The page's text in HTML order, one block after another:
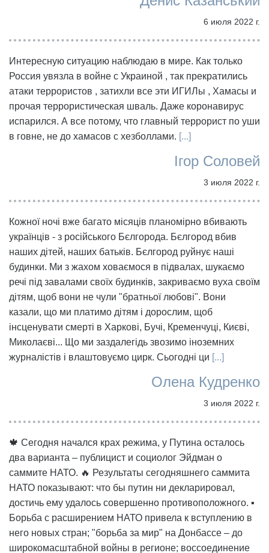
6 июля 2022 г.
Интересную ситуацию наблюдаю в мире. Как только
Россия увязла в войне с Украиной , так прекратились
атаки террористов , затихли все эти ИГИЛы , Хамасы и
прочая террористическая шваль. Даже коронавирус
испарился. А все потому, что главный террорист по уши
в говне, не до хамасов с хезболлами. [...]
Ігор Соловей
3 июля 2022 г.
Кожної ночі вже багато місяців планомірно вбивають
українців - з російського Бєлгорода. Бєлгород вбив
наших дітей, наших батьків. Бєлгород руйнує наші
будинки. Ми з жахом ховаємося в підвалах, шукаємо
речі під завалами своїх будинків, закриваємо вуха своїм
дітям, щоб вони не чули "братньої любові". Вони
казали, що ми платимо дітям і дорослим, щоб
інсценувати смерті в Харкові, Бучі, Кременчуці, Києві,
Миколаєві... Що ми заздалегідь звозимо іноземних
журналістів і влаштовуємо цирк. Сьогодні ци [...]
Олена Кудренко
3 июля 2022 г.
🍁 Сегодня начался крах режима, у Путина осталось
два варианта – публицист и социолог Эйдман о
саммите НАТО. 🔥 Результаты сегодняшнего саммита
НАТО показывают: что бы путин ни декларировал,
достичь ему удалось совершенно противоположного. ▪️
Борьба с расширением НАТО привела к вступлению в
него новых стран; "борьба за мир" на Донбассе – до
широкомасштабной войны в регионе; воссоединение